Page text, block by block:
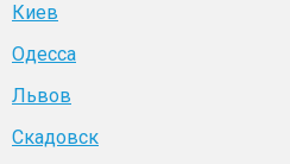
Киев
Одесса
Львов
Скадовск